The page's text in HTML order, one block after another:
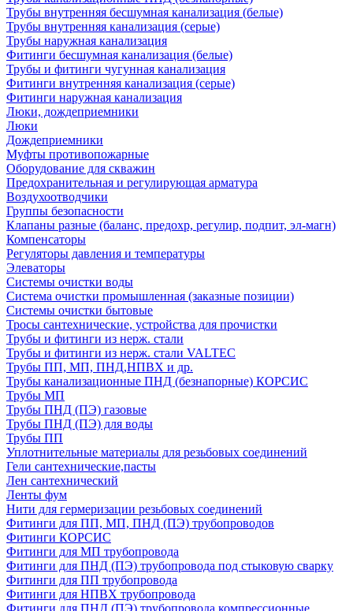
Трубы внутренняя бесшумная канализация (белые)
Трубы внутренняя канализация (серые)
Трубы наружная канализация
Фитинги бесшумная канализация (белые)
Трубы и фитинги чугунная канализация
Фитинги внутренняя канализация (серые)
Фитинги наружная канализация
Люки, дождеприемники
Люки
Дождеприемники
Муфты противопожарные
Оборудование для скважин
Предохранительная и регулирующая арматура
Воздухоотводчики
Группы безопасности
Клапаны разные (баланс, предохр, регулир, подпит, эл-магн)
Компенсаторы
Регуляторы давления и температуры
Элеваторы
Системы очистки воды
Система очистки промышленная (заказные позиции)
Системы очистки бытовые
Тросы сантехнические, устройства для прочистки
Трубы и фитинги из нерж. стали
Трубы и фитинги из нерж. стали VALTEC
Трубы ПП, МП, ПНД,НПВХ и др.
Трубы канализационные ПНД (безнапорные) КОРСИС
Трубы МП
Трубы ПНД (ПЭ) газовые
Трубы ПНД (ПЭ) для воды
Трубы ПП
Уплотнительные материалы для резьбовых соединений
Гели сантехнические,пасты
Лен сантехнический
Ленты фум
Нити для гермеризации резьбовых соединений
Фитинги для ПП, МП, ПНД (ПЭ) трубопроводов
Фитинги КОРСИС
Фитинги для МП трубопровода
Фитинги для ПНД (ПЭ) трубопровода под стыковую сварку
Фитинги для ПП трубопровода
Фитинги для НПВХ трубопровода
Фитинги для ПНД (ПЭ) трубопровода компрессионные